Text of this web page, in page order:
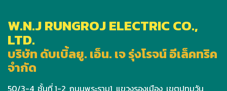
W.N.J RUNGROJ ELECTRIC CO.,
LTD.
บริษัท ดับเบิ้ลยู. เอ็น. เจ รุ่งโรจน์ อีเล็คทริค
จำกัด
50/3-4, ชั้นที่ 1-2, ถนนพระราม1, แขวงรองเมือง, เขตปทุมวัน